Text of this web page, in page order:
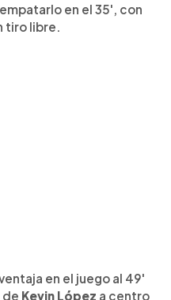
en el 35', con
tiro libre.
en el juego al 49'
de Kevin López a centro